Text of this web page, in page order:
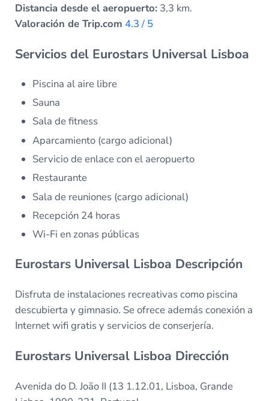
Distancia desde el aeropuerto:3,3 km.
Valoración de Trip.com 4.3 / 5
Servicios del Eurostars Universal Lisboa
Piscina al aire libre
Sauna
Sala de fitness
Aparcamiento (cargo adicional)
Servicio de enlace con el aeropuerto
Restaurante
Sala de reuniones (cargo adicional)
Recepción 24 horas
Wi-Fi en zonas públicas
Eurostars Universal Lisboa Descripción
Disfruta de instalaciones recreativas como piscina
descubierta y gimnasio. Se ofrece además conexión a
Internet wifi gratis y servicios de conserjería.
Eurostars Universal Lisboa Dirección
Avenida do D. João II (13 1.12.01, Lisboa, Grande